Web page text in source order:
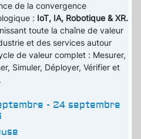
de la convergence
: IoT, IA, Robotique & XR.
toute la chaîne de valeur
et des services autour
de valeur complet : Mesurer,
Simuler, Déployer, Vérifier et
- 24 septembre